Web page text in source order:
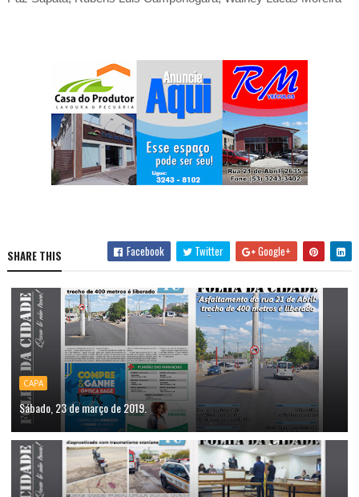
SHARE THIS Facebook Twitter Google+
CAPA
Sábado, 23 de março de 2019.